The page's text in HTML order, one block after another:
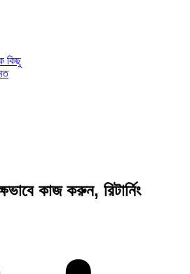
কিছু
কাজ করুন, রিটার্নিং